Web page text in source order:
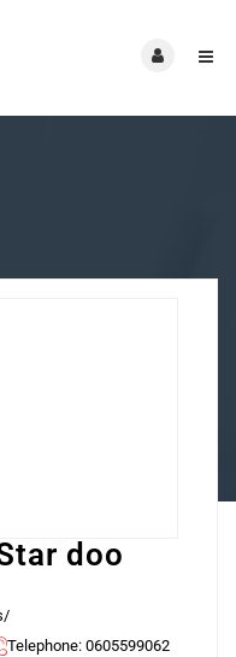
doo
Telephone: 0605599062